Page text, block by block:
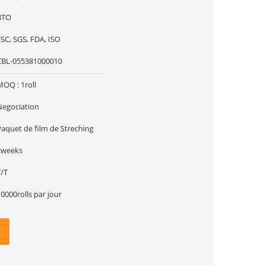
SGS, FDA, ISO
055381000010
: 1roll
de film de Streching
T
par jour